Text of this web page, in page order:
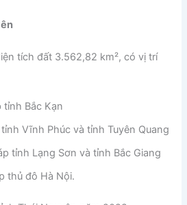
tích đất 3.562,82 km², có vị trí
tỉnh Bắc Kạn
Vĩnh Phúc và tỉnh Tuyên Quang
tỉnh Lạng Sơn và tỉnh Bắc Giang
thủ đô Hà Nội.